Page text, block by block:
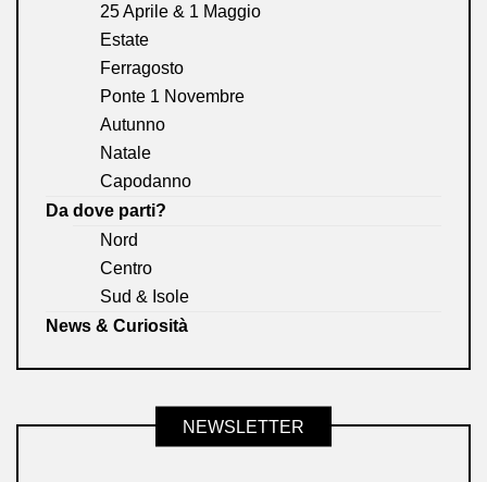
25 Aprile & 1 Maggio
Estate
Ferragosto
Ponte 1 Novembre
Autunno
Natale
Capodanno
Da dove parti?
Nord
Centro
Sud & Isole
News & Curiosità
NEWSLETTER